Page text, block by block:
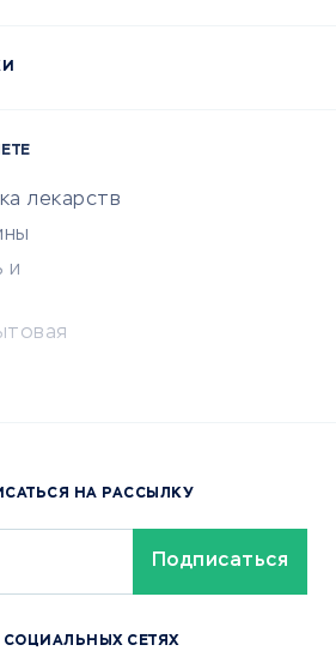
лекарств
и
НА РАССЫЛКУ
СОЦИАЛЬНЫХ СЕТЯХ